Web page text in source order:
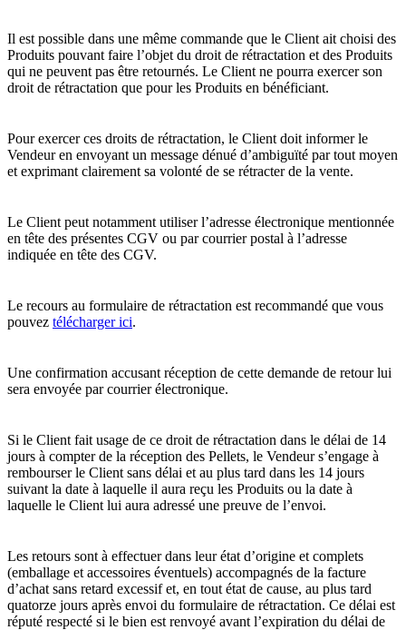
Il est possible dans une même commande que le Client ait choisi des
Produits pouvant faire l’objet du droit de rétractation et des Produits
qui ne peuvent pas être retournés. Le Client ne pourra exercer son
droit de rétractation que pour les Produits en bénéficiant.
Pour exercer ces droits de rétractation, le Client doit informer le
Vendeur en envoyant un message dénué d’ambiguïté par tout moyen
et exprimant clairement sa volonté de se rétracter de la vente.
Le Client peut notamment utiliser l’adresse électronique mentionnée
en tête des présentes CGV ou par courrier postal à l’adresse
indiquée en tête des CGV.
Le recours au formulaire de rétractation est recommandé que vous
pouvez télécharger ici.
Une confirmation accusant réception de cette demande de retour lui
sera envoyée par courrier électronique.
Si le Client fait usage de ce droit de rétractation dans le délai de 14
jours à compter de la réception des Pellets, le Vendeur s’engage à
rembourser le Client sans délai et au plus tard dans les 14 jours
suivant la date à laquelle il aura reçu les Produits ou la date à
laquelle le Client lui aura adressé une preuve de l’envoi.
Les retours sont à effectuer dans leur état d’origine et complets
(emballage et accessoires éventuels) accompagnés de la facture
d’achat sans retard excessif et, en tout état de cause, au plus tard
quatorze jours après envoi du formulaire de rétractation. Ce délai est
réputé respecté si le bien est renvoyé avant l’expiration du délai de